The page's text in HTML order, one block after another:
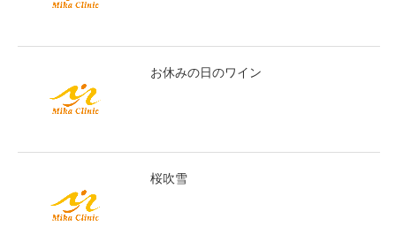
お休みの日のワイン
桜吹雪